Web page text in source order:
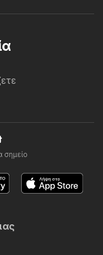
σημείο